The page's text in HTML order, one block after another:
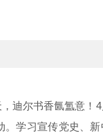
尔书香氤氲意！4
。学习宣传党史、